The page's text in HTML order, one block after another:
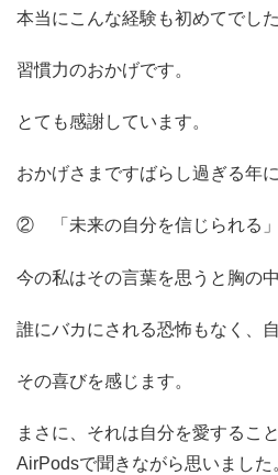
本当にこんな経験も初めてでした
習慣力のおかげです。
とても感謝しています。
おかげさまですばらし過ぎる年
② 「未来の自分を信じられる」
今の私はその言葉を思うと胸の
誰にバカにされる恐怖もなく、
その喜びを感じます。
まさに、それは自分を愛するこ
AirPodsで聞きながら思いました